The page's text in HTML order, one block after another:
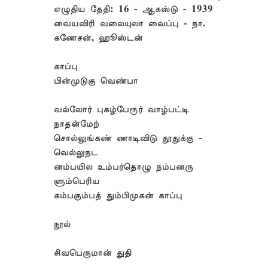
எழுதிய தேதி: 16 - ஆகஸ்டு - 1939
வையவிரி வலையுலா வைப்பு - நா.
கணேசன், ஹூஸ்டன்
காப்பு
பின்முடுகு வெண்பா
வல்லோர் புகழ்பேரூர் வாழ்பட்டி
நாதன்மேற்
சொல்லுங்கண் ணாடிவிடு தூதுக்கு -
வெல்லுநட
னம்பயில உம்பர்தொழு நம்பனரு
ளும்பெரிய
கம்பகும்பத் தும்பிமுகன் காப்பு
நூல்
சிவபெருமான் துதி